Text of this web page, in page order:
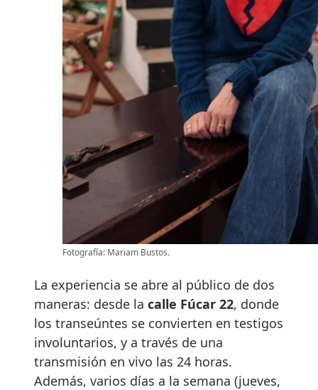
Fotografía: Mariam Bustos.
La experiencia se abre al público de dos
maneras: desde la calle Fúcar 22, donde
los transeúntes se convierten en testigos
involuntarios, y a través de una
transmisión en vivo las 24 horas.
Además, varios días a la semana (jueves,